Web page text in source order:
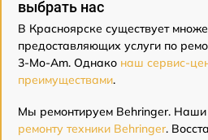
выбрать нас
В Красноярске существует
предоставляющих услуги по
3-Mo-Am. Однако наш сервис-
преимуществами.
Мы ремонтируем Behringer. Наши
ремонту техники Behringer.